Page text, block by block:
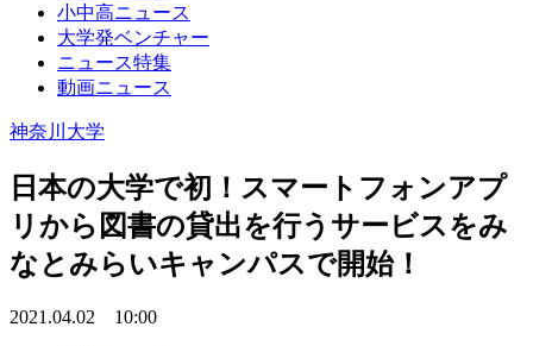
小中高ニュース
大学発ベンチャー
ニュース特集
動画ニュース
神奈川大学
日本の大学で初！スマートフォンアプ
リから図書の貸出を行うサービスをみ
なとみらいキャンパスで開始！
2021.04.02 10:00